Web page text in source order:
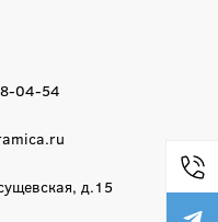
04-54
д.15